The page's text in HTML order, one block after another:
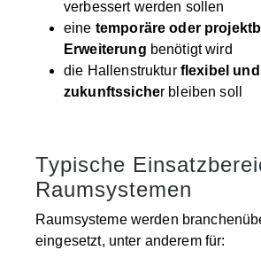
verbessert werden sollen
eine temporäre oder
Erweiterung benötigt wird
die Hallenstruktur flexibel und
zukunftssicher bleiben soll
Typische
Raumsystemen
Raumsysteme werden
eingesetzt, unter anderem für: